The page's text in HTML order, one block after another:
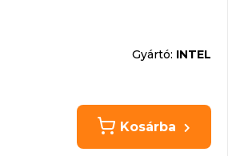
Gyártó: INTEL
Kosárba